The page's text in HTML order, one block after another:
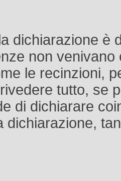
dichiarazione è
non venivano
le recinzioni,
tutto, se
di dichiarare
dichiarazione,